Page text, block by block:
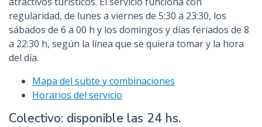
regularidad, de lunes a viernes de 5:30 a 23:30, los
sábados de 6 a 00 h y los domingos y días feriados de 8
a 22:30 h, según la línea que se quiera tomar y la hora
del día.
Mapa del subte y combinaciones
Horarios del servicio
Colectivo: disponible las 24 hs.